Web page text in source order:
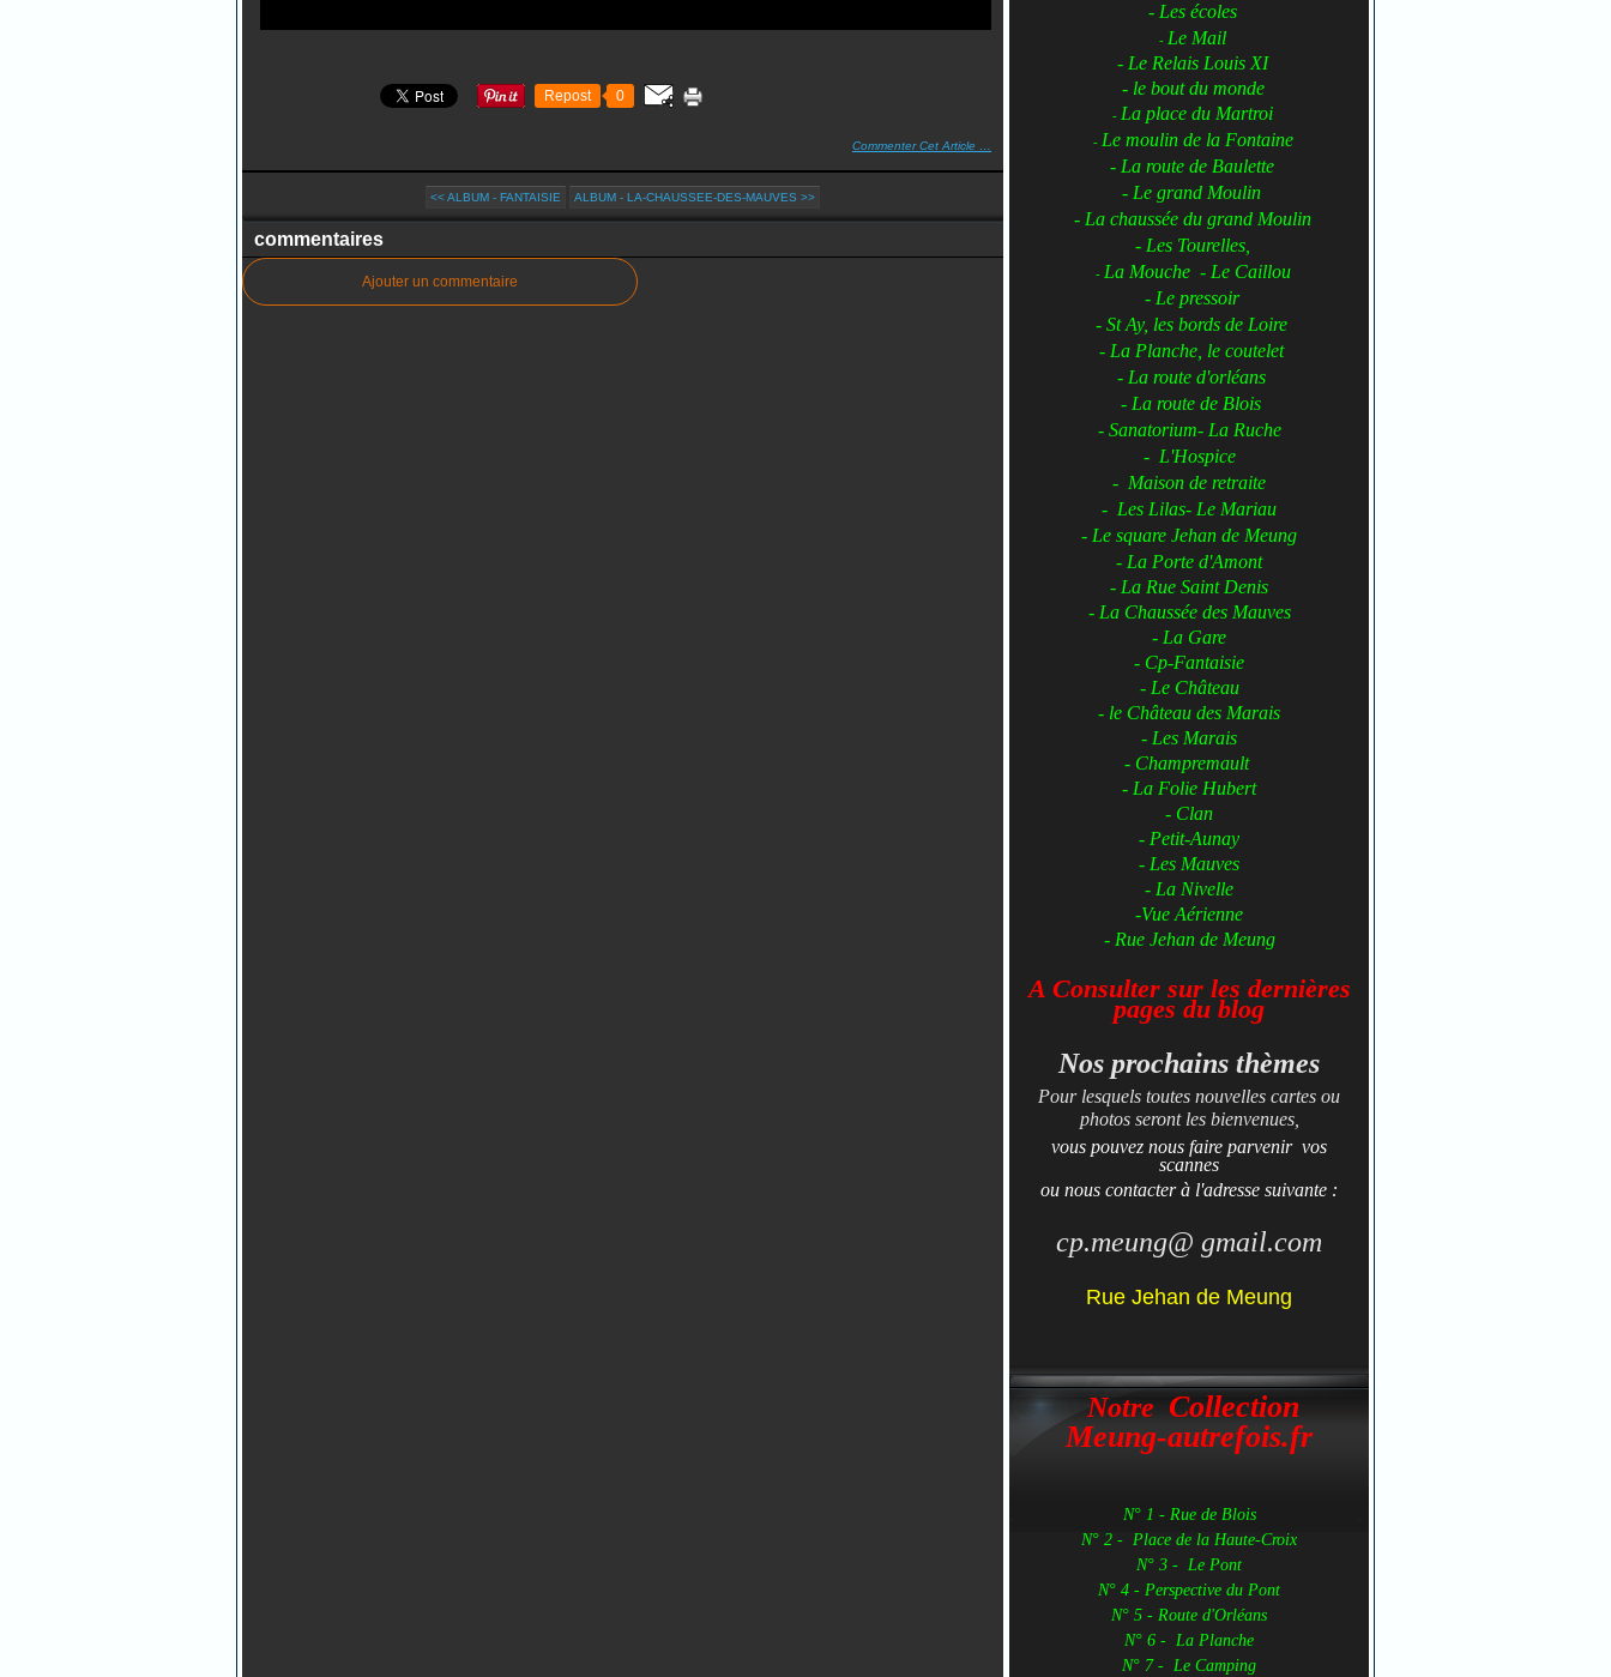
Repost 0
Commenter Cet Article …
<< ALBUM - FANTAISIE ALBUM - LA-CHAUSSEE-DES-MAUVES >>
commentaires
Ajouter un commentaire
- Les écoles
- Le Mail
- Le Relais Louis XI
- le bout du monde
- La place du Martroi
- Le moulin de la Fontaine
- La route de Baulette
- Le grand Moulin
- La chaussée du grand Moulin
- Les Tourelles,
- La Mouche - Le Caillou
- Le pressoir
- St Ay, les bords de Loire
- La Planche, le coutelet
- La route d'orléans
- La route de Blois
- Sanatorium- La Ruche
- L'Hospice
- Maison de retraite
- Les Lilas- Le Mariau
- Le square Jehan de Meung
- La Porte d'Amont
- La Rue Saint Denis
- La Chaussée des Mauves
- La Gare
- Cp-Fantaisie
- Le Château
- le Château des Marais
- Les Marais
- Champremault
- La Folie Hubert
- Clan
- Petit-Aunay
- ​​​​​Les Mauves
- La Nivelle
-Vue Aérienne
- Rue Jehan de Meung
A Consulter sur les dernières
pages du blog
Nos prochains thèmes
Pour lesquels toutes nouvelles cartes ou
photos seront les bienvenues,
vous pouvez nous faire parvenir vos
scannes
ou nous contacter à l'adresse suivante :
cp.meung@ gmail.com
Rue Jehan de Meung
Notre Collection
Meung-autrefois.fr
N° 1 - Rue de Blois
N° 2 - Place de la Haute-Croix
N° 3 - Le Pont
N° 4 - Perspective du Pont
N° 5 - Route d'Orléans
N° 6 - La Planche
N° 7 - Le Camping